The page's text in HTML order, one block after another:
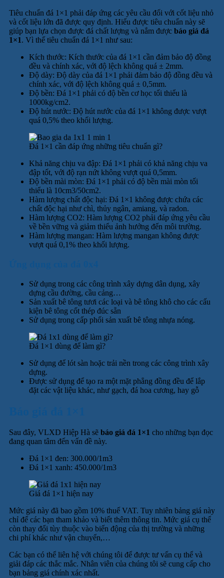
Tiêu chuẩn đá 1×1 phải đáp ứng các yêu cầu đối với cốt liệu nhỏ
và cốt liệu lớn đã được quy định. Hiểu được tiêu chuẩn này sẽ
giúp bạn lựa chọn được đá chất lượng và nắm được báo giá đá
1×1. Vì thế tiêu chuẩn đá 1×1 như sau:
Kích thước: Kích thước của đá 1×1 cần đảm bảo độ đồng
đều và chính xác, với độ lệch không quá ± 2mm.
Độ dày: Độ dày của đá 1×1 phải đảm bảo độ đồng đều và
chính xác, với độ lệch không quá ± 0,5mm.
Độ bền: Đá 1×1 phải có độ bền cơ học tối thiểu là
1000kg/cm2.
Độ hút nước: Độ hút nước của đá 1×1 không được vượt
quá 0,5% theo khối lượng.
Đá 1×1 cần đáp ứng những tiêu chuẩn gì?
Khả năng chịu va đập: Đá 1×1 phải có khả năng chịu va
đập tốt, với độ rạn nứt không vượt quá 0,5mm.
Độ bền mài mòn: Đá 1×1 phải có độ bền mài mòn tối
thiểu là 10cm3/50cm2.
Hàm lượng chất độc hại: Đá 1×1 không được chứa các
chất độc hại như chì, thủy ngân, amiang, và radon.
Hàm lượng CO2: Hàm lượng CO2 phải đáp ứng yêu cầu
về bền vững và giảm thiểu ảnh hưởng đến môi trường.
Hàm lượng mangan: Hàm lượng mangan không được
vượt quá 0,1% theo khối lượng.
Sử dụng trong các công trình xây dựng dân dụng, xây
dựng cầu đường, cầu cảng…
Sản xuất bê tông tươi các loại và bê tông khô cho các cấu
kiện bê tông cốt thép đúc sẵn
Sử dụng trong cấp phối sản xuất bê tông nhựa nóng.
Đá 1×1 dùng để làm gì?
Sử dụng để lót sàn hoặc trải nền trong các công trình xây
dựng.
Được sử dụng để tạo ra một mặt phẳng đồng đều để lắp
đặt các vật liệu khác, như gạch, đá hoa cương, hay gỗ
Sau đây, VLXD Hiệp Hà sẽ báo giá đá 1×1 cho những bạn đọc
đang quan tâm đến vấn đề này.
Đá 1×1 đen: 300.000/1m3
Đá 1×1 xanh: 450.000/1m3
Giá đá 1×1 hiện nay
Mức giá này đã bao gồm 10% thuế VAT. Tuy nhiên bảng giá này
chỉ để các bạn tham khảo và biết thêm thông tin. Mức giá cụ thể
còn thay đổi tùy thuộc vào biến động của thị trường và những
chi phí khác như vận chuyển,…
Các bạn có thể liên hệ với chúng tôi để được tư vấn cụ thể và
giải đáp các thắc mắc. Nhân viên của chúng tôi sẽ cung cấp cho
bạn bảng giá chính xác nhất.